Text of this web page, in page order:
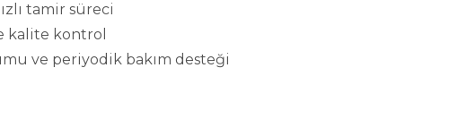
tamir süreci
kalite kontrol
ve periyodik bakım desteği